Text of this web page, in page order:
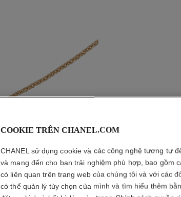
COOKIE TRÊN CHANEL.COM
CHANEL sử dụng cookie và các công nghệ tương tự
và mang đến cho bạn trải nghiệm phù hợp, bao gồm
có liên quan trên trang web của chúng tôi và với các
có thể quản lý tùy chọn của mình và tìm hiểu thêm